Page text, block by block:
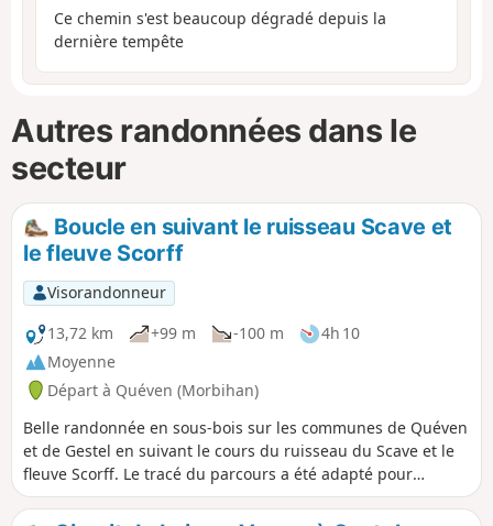
Ce chemin s'est beaucoup dégradé depuis la
dernière tempête
Autres randonnées dans le
secteur
Boucle en suivant le ruisseau Scave et
le fleuve Scorff
Visorandonneur
13,72 km
+99 m -100 m
4h 10
Moyenne
Départ à Quéven (Morbihan)
Belle randonnée en sous-bois sur les communes de Quéven
et de Gestel en suivant le cours du ruisseau du Scave et le
fleuve Scorff. Le tracé du parcours a été adapté pour
prendre en compte l'ensoleillement et les conditions
climatiques (fond des vallons boueux). Il est souhaitable